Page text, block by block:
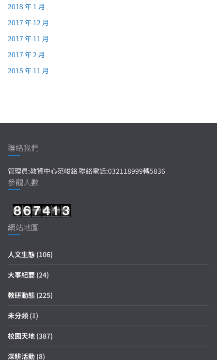
2018 年 1 月
2017 年 12 月
2017 年 11 月
2017 年 2 月
2015 年 11 月
聯絡我們
管理員:教資中心范峻銘 聯絡電話:032118999轉5836
參觀人數
網站地圖
人文生態 (106)
大事紀要 (24)
教研動態 (225)
未分類 (1)
校園天地 (387)
深耕活動 (8)